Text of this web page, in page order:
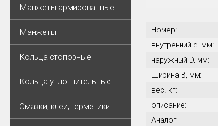
Манжеты армированные
Манжеты
Кольца стопорные
Кольца уплотнительные
Смазки, клеи, герметики
Номер:
внутренний d. мм:
наружный D, мм:
Ширина В, мм:
вес. кг:
описание:
Аналог